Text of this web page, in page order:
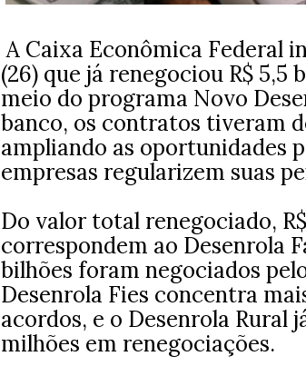
A Caixa Econômica Federal
(26) que já renegociou R$ 5,5
meio do programa Novo
banco, os contratos tiveram
ampliando as oportunidades
empresas regularizem suas
Do valor total renegociado,
correspondem ao Desenrola
bilhões foram negociados
Desenrola Fies concentra
acordos, e o Desenrola Rural
milhões em renegociações.